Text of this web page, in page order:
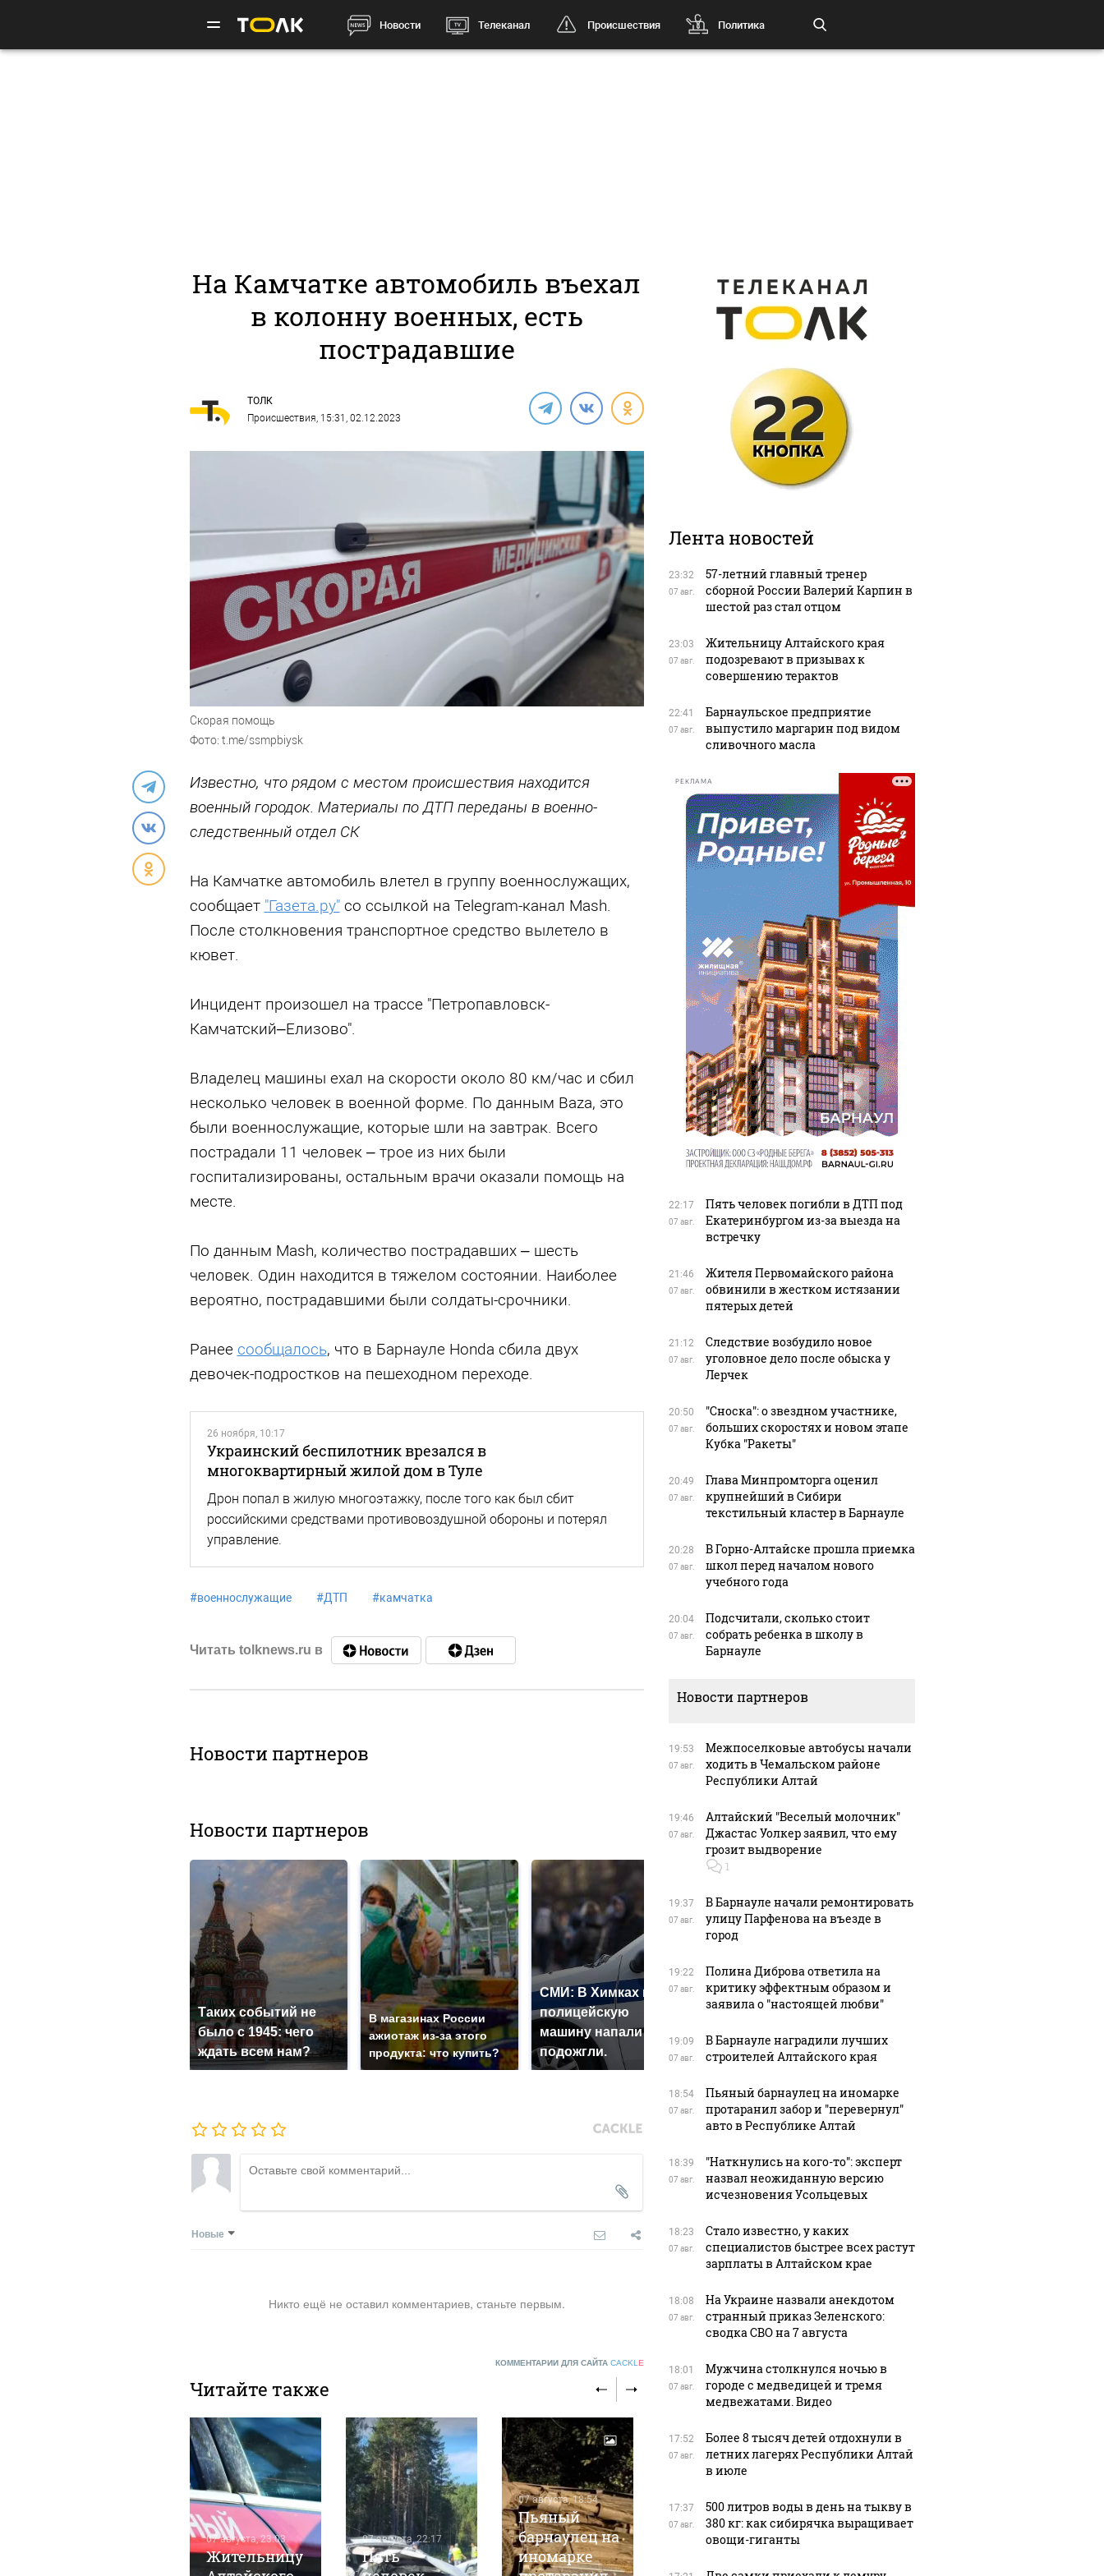
Новости Телеканал Происшествия Политика
На Камчатке автомобиль въехал
в колонну военных, есть
пострадавшие
ТОЛК
Происшествия, 15:31, 02.12.2023
Скорая помощь
Фото: t.me/ssmpbiysk
Известно, что рядом с местом происшествия находится
военный городок. Материалы по ДТП переданы в военно-
следственный отдел СК
На Камчатке автомобиль влетел в группу военнослужащих,
сообщает "Газета.ру"со ссылкой на Telegram-канал Mash.
После столкновения транспортное средство вылетело в
кювет.
Инцидент произошел на трассе "Петропавловск-
Камчатский–Елизово".
Владелец машины ехал на скорости около 80 км/час и сбил
несколько человек в военной форме. По данным Baza, это
были военнослужащие, которые шли на завтрак. Всего
пострадали 11 человек – трое из них были
госпитализированы, остальным врачи оказали помощь на
месте.
По данным Mash, количество пострадавших – шесть
человек. Один находится в тяжелом состоянии. Наиболее
вероятно, пострадавшими были солдаты-срочники.
Ранее сообщалось, что в Барнауле Honda сбила двух
девочек-подростков на пешеходном переходе.
26 ноября, 10:17
Украинский беспилотник врезался в
многоквартирный жилой дом в Туле
Дрон попал в жилую многоэтажку, после того как был сбит
российскими средствами противовоздушной обороны и потерял
управление.
#военнослужащие #ДТП #камчатка
Читать tolknews.ru в
Новости партнеров
Новости партнеров
Таких событий не
было с 1945: чего
ждать всем нам?
В магазинах России
ажиотаж из-за этого
продукта: что купить?
СМИ: В Химках на
полицейскую
машину напали и
подожгли.
Где будет встреча
России: Европа?
Новые
Никто ещё не оставил комментариев, станьте первым.
КОММЕНТАРИИ ДЛЯ САЙТА CACKL E
Читайте также
07 августа, 23:03
Жительницу
07 августа, 22:17
Пять
07 августа, 18:54
Пьяный
барнаулец на
иномарке
07 августа, 18:01
Мужчина
07 августа, 17:07
Громкий
Лента новостей
23:32
07 авг.
57-летний главный тренер
сборной России Валерий Карпин в
шестой раз стал отцом
23:03
07 авг.
Жительницу Алтайского края
подозревают в призывах к
совершению терактов
22:41
07 авг.
Барнаульское предприятие
выпустило маргарин под видом
сливочного масла
РЕКЛАМА
22:17
07 авг.
Пять человек погибли в ДТП под
Екатеринбургом из-за выезда на
встречку
21:46
07 авг.
Жителя Первомайского района
обвинили в жестком истязании
пятерых детей
21:12
07 авг.
Следствие возбудило новое
уголовное дело после обыска у
Лерчек
20:50
07 авг.
"Сноска": о звездном участнике,
больших скоростях и новом этапе
Кубка "Ракеты"
20:49
07 авг.
Глава Минпромторга оценил
крупнейший в Сибири
текстильный кластер в Барнауле
20:28
07 авг.
В Горно-Алтайске прошла приемка
школ перед началом нового
учебного года
20:04
07 авг.
Подсчитали, сколько стоит
собрать ребенка в школу в
Барнауле
Новости партнеров
19:53
07 авг.
Межпоселковые автобусы начали
ходить в Чемальском районе
Республики Алтай
19:46
07 авг.
Алтайский "Веселый молочник"
Джастас Уолкер заявил, что ему
грозит выдворение
1
19:37
07 авг.
В Барнауле начали ремонтировать
улицу Парфенова на въезде в
город
19:22
07 авг.
Полина Диброва ответила на
критику эффектным образом и
заявила о "настоящей любви"
19:09
07 авг.
В Барнауле наградили лучших
строителей Алтайского края
18:54
07 авг.
Пьяный барнаулец на иномарке
протаранил забор и "перевернул"
авто в Республике Алтай
18:39
07 авг.
"Наткнулись на кого-то": эксперт
назвал неожиданную версию
исчезновения Усольцевых
18:23
07 авг.
Стало известно, у каких
специалистов быстрее всех растут
зарплаты в Алтайском крае
18:08
07 авг.
На Украине назвали анекдотом
странный приказ Зеленского:
сводка СВО на 7 августа
18:01
07 авг.
Мужчина столкнулся ночью в
городе с медведицей и тремя
медвежатами. Видео
17:52
07 авг.
Более 8 тысяч детей отдохнули в
летних лагерях Республики Алтай
в июле
17:37
07 авг.
500 литров воды в день на тыкву в
380 кг: как сибирячка выращивает
овощи-гиганты